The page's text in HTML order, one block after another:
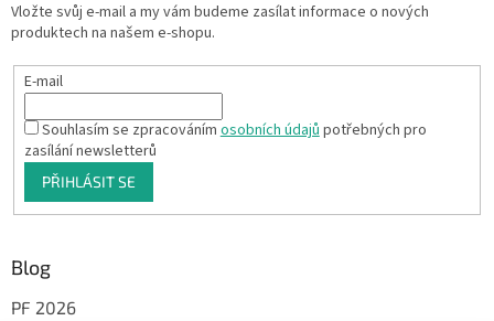
Vložte svůj e-mail a my vám budeme zasílat informace o nových
produktech na našem e-shopu.
E-mail
Souhlasím se zpracovánímosobních údajůpotřebných pro
zasílání newsletterů
PŘIHLÁSIT SE
Blog
PF 2026